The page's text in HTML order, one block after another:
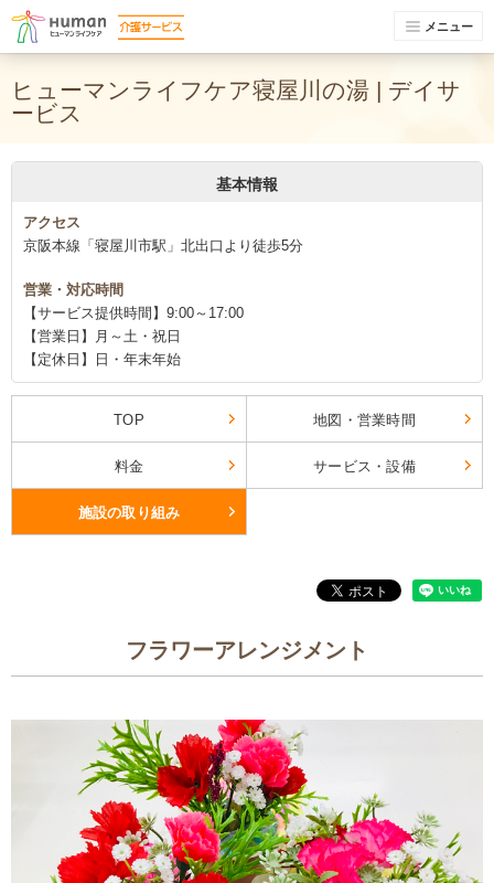
メニュー
ヒューマンライフケア寝屋川の湯 | デイサ
ービス
基本情報
アクセス
京阪本線「寝屋川市駅」北出口より徒歩5分
営業・対応時間
【サービス提供時間】9:00～17:00
【営業日】月～土・祝日
【定休日】日・年末年始
TOP 地図・営業時間
料金 サービス・設備
施設の取り組み
フラワーアレンジメント